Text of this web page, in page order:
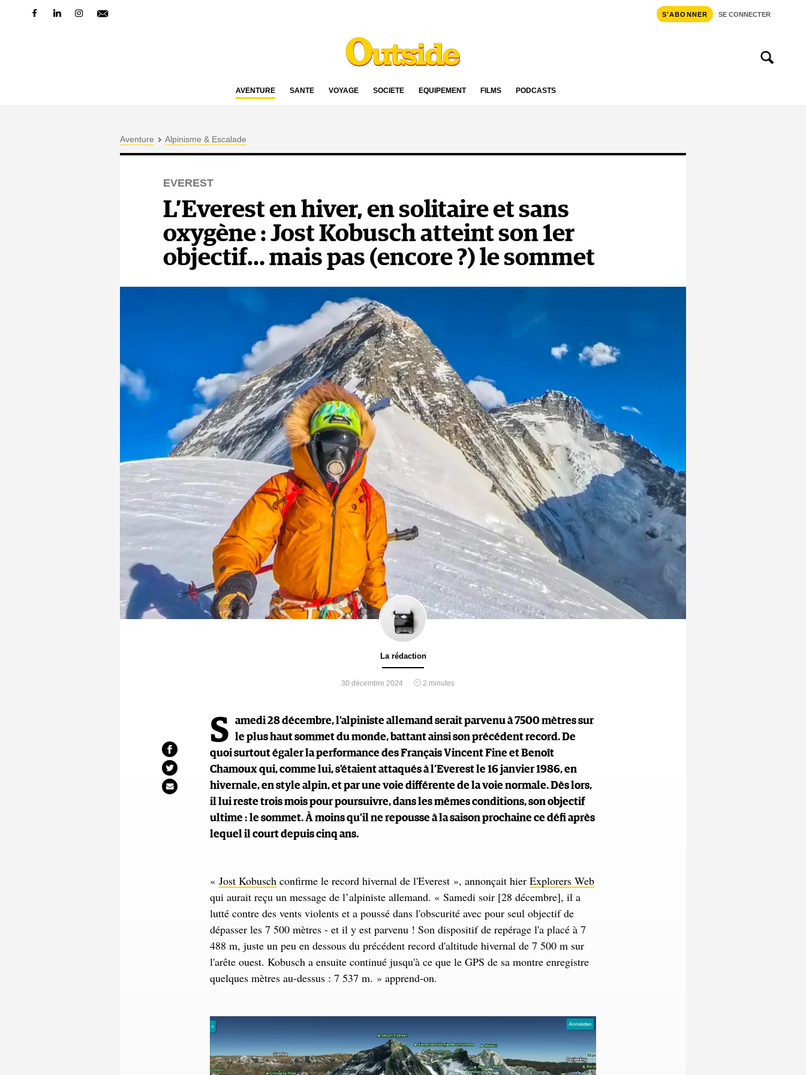
S'ABONNER SE CONNECTER
AVENTURE SANTÉ VOYAGE SOCIÉTÉ ÉQUIPEMENT FILMS PODCASTS
Aventure Alpinisme & Escalade
EVEREST
L’Everest en hiver, en solitaire et sans
oxygène : Jost Kobusch atteint son 1er
objectif… mais pas (encore ?) le sommet
La rédaction
30 décembre 2024 2 minutes
S
amedi 28 décembre, l’alpiniste allemand serait parvenu à 7500 mètres sur
le plus haut sommet du monde, battant ainsi son précédent record. De
quoi surtout égaler la performance des Français Vincent Fine et Benoît
Chamoux qui, comme lui, s’étaient attaqués à l’Everest le 16 janvier 1986, en
hivernale, en style alpin, et par une voie différente de la voie normale. Dès lors,
il lui reste trois mois pour poursuivre, dans les mêmes conditions, son objectif
ultime : le sommet. À moins qu’il ne repousse à la saison prochaine ce défi après
lequel il court depuis cinq ans.
« Jost Kobusch confirme le record hivernal de l'Everest », annonçait hier Explorers Web
qui aurait reçu un message de l’alpiniste allemand. « Samedi soir [28 décembre], il a
lutté contre des vents violents et a poussé dans l'obscurité avec pour seul objectif de
dépasser les 7 500 mètres - et il y est parvenu ! Son dispositif de repérage l'a placé à 7
488 m, juste un peu en dessous du précédent record d'altitude hivernal de 7 500 m sur
l'arête ouest. Kobusch a ensuite continué jusqu'à ce que le GPS de sa montre enregistre
quelques mètres au-dessus : 7 537 m. » apprend-on.